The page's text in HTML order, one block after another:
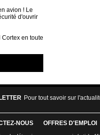
avion ! Le
d'ouvrir
en toute
Pour tout savoir sur
NOUS OFFRES D'EMPLOI